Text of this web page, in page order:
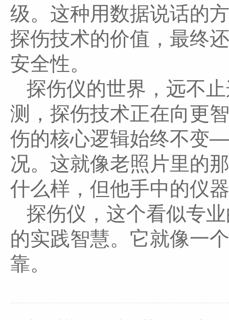
级。这种用数据说话的
探伤技术的价值，最终
安全性。
探伤仪的世界，远不
测，探伤技术正在向更
伤的核心逻辑始终不变
况。这就像老照片里的
什么样，但他手中的仪
探伤仪，这个看似专
的实践智慧。它就像一
靠。